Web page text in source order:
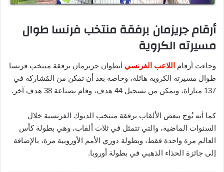
أرقام جريزمان برفقة منتخب فرنسا طوال
مسيرته الكروية
وجاءت أرقام اللاعب الفرنسي أنطوان جريزمان برفقة منتخب فرنسا
طوال مسيرته الكروية هائلة، وخاصة بعد أن تمكن من المُشاركة في
137 مباراة، وتمكن من تسجيل 44 هدف، وقام بصناعة 38 هدف آخر.
كما أنه تُوج ببعض الألقاب برفقة منتخب الديوك الفرنسية خلال
السنوات الماضية، والتي تتمثل في ثلاث ألقاب، وهي بطولة كأس
العالم مرة واحدة فقط، وبطولة دوري الأمم الأوروبية مرة، بالإضافة
إلى جائزة الحذاء الذهبي في بطولة أوروبا.